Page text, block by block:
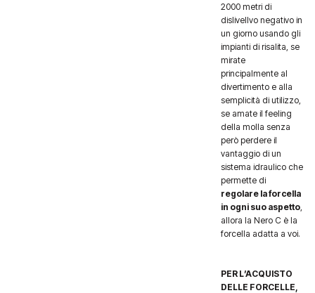
2000 metri di
dislivellvo negativo in
un giorno usando gli
impianti di risalita, se
mirate
principalmente al
divertimento e alla
semplicità di utilizzo,
se amate il feeling
della molla senza
però perdere il
vantaggio di un
sistema idraulico che
permette di
regolare la forcella
in ogni suo aspetto,
allora la Nero C è la
forcella adatta a voi.
PER L’ACQUISTO
DELLE FORCELLE,